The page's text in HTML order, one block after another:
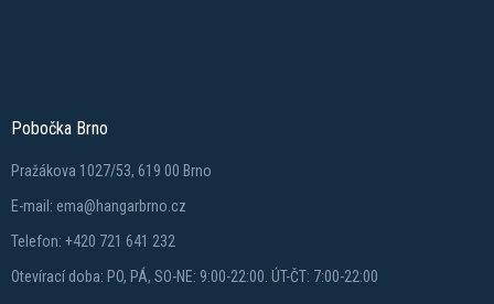
Pobočka Brno
Pražákova 1027/53, 619 00 Brno
E-mail: ema@hangarbrno.cz
Telefon: +420 721 641 232
Otevírací doba: PO, PÁ, SO-NE: 9:00-22:00. ÚT-ČT: 7:00-22:00